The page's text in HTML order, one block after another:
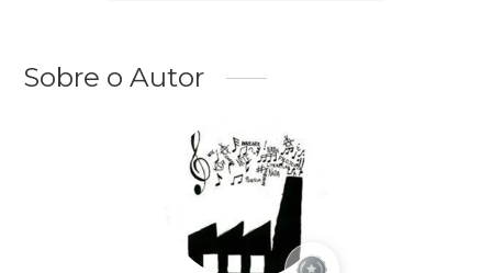
Sobre o Autor